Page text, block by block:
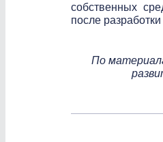
собственных
после
По